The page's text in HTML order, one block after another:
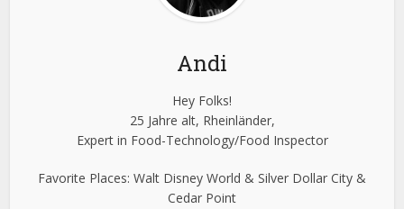
Andi
Hey Folks!
25 Jahre alt, Rheinländer,
Expert in Food-Technology/Food Inspector
Favorite Places: Walt Disney World & Silver Dollar City &
Cedar Point